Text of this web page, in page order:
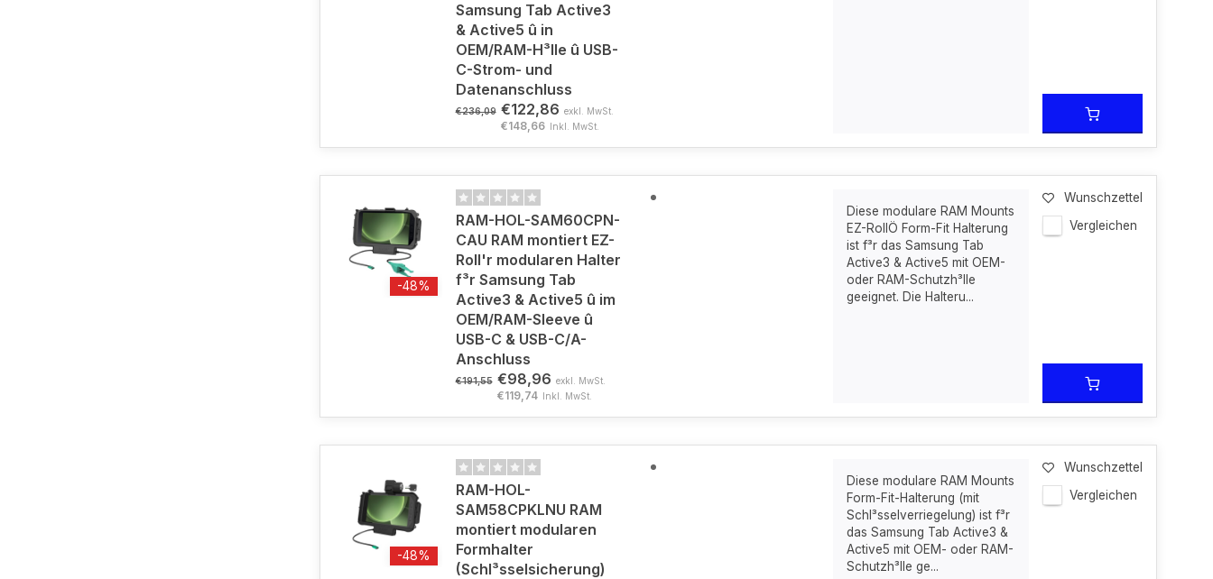
Samsung Tab Active3
& Active5 û in
OEM/RAM-H³lle û USB-
C-Strom- und
Datenanschluss
€236,09 €122,86 exkl. MwSt.
€148,66 Inkl. MwSt.
-48%
RAM-HOL-SAM60CPN-
CAU RAM montiert EZ-
Roll'r modularen Halter
f³r Samsung Tab
Active3 & Active5 û im
OEM/RAM-Sleeve û
USB-C & USB-C/A-
Anschluss
€191,55 €98,96 exkl. MwSt.
€119,74 Inkl. MwSt.
Diese modulare RAM Mounts
EZ-RollÖ Form-Fit Halterung
ist f³r das Samsung Tab
Active3 & Active5 mit OEM-
oder RAM-Schutzh³lle
geeignet. Die Halteru...
Wunschzettel
Vergleichen
-48%
RAM-HOL-
SAM58CPKLNU RAM
montiert modularen
Formhalter
(Schl³sselsicherung)
Diese modulare RAM Mounts
Form-Fit-Halterung (mit
Schl³sselverriegelung) ist f³r
das Samsung Tab Active3 &
Active5 mit OEM- oder RAM-
Schutzh³lle ge...
Wunschzettel
Vergleichen